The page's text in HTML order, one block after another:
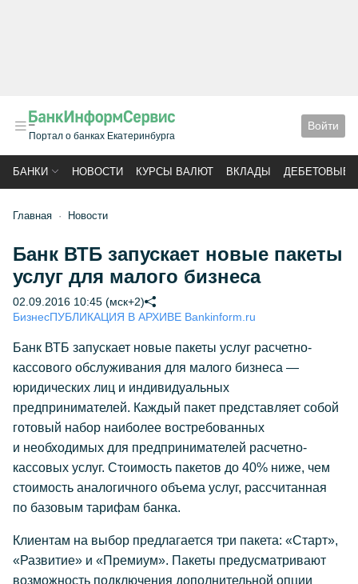
Портал о банках Екатеринбурга
Войти
БАНКИ НОВОСТИ КУРСЫ ВАЛЮТ ВКЛАДЫ ДЕБЕТОВЫЕ
Главная Новости
Банк ВТБ запускает новые пакеты
услуг для малого бизнеса
02.09.2016 10:45 (мск+2)
БизнесПУБЛИКАЦИЯ В АРХИВЕ Bankinform.ru
Банк ВТБ запускает новые пакеты услуг расчетно-
кассового обслуживания для малого бизнеса —
юридических лиц и индивидуальных
предпринимателей. Каждый пакет представляет собой
готовый набор наиболее востребованных
и необходимых для предпринимателей расчетно-
кассовых услуг. Стоимость пакетов до 40% ниже, чем
стоимость аналогичного объема услуг, рассчитанная
по базовым тарифам банка.
Клиентам на выбор предлагается три пакета: «Старт»,
«Развитие» и «Премиум». Пакеты предусматривают
возможность подключения дополнительной опции